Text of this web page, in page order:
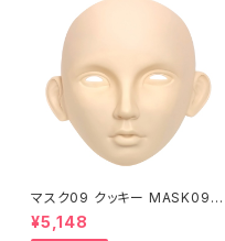
マスク09 クッキー MASK09
“COOKIE”
¥5,148